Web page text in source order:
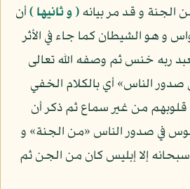
الجنة و قد مر بيانه( و ثانيها )أن
و هو الشيطان كما جاء في الأثر
ربه خنس ثم وصفه الله تعالى
الناس» أي بالكلام الخفي
من غير سماع ثم ذكر أن
في صدور الناس «من الجنة» و
إلا إبليس كان من الجن ثم